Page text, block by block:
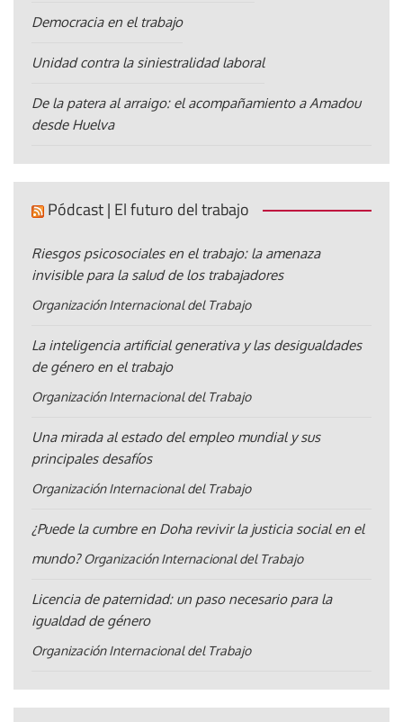
Democracia en el trabajo
Unidad contra la siniestralidad laboral
De la patera al arraigo: el acompañamiento a Amadou
desde Huelva
Pódcast | El futuro del trabajo
Riesgos psicosociales en el trabajo: la amenaza
invisible para la salud de los trabajadores
Organización Internacional del Trabajo
La inteligencia artificial generativa y las desigualdades
de género en el trabajo
Organización Internacional del Trabajo
Una mirada al estado del empleo mundial y sus
principales desafíos
Organización Internacional del Trabajo
¿Puede la cumbre en Doha revivir la justicia social en el
mundo? Organización Internacional del Trabajo
Licencia de paternidad: un paso necesario para la
igualdad de género
Organización Internacional del Trabajo